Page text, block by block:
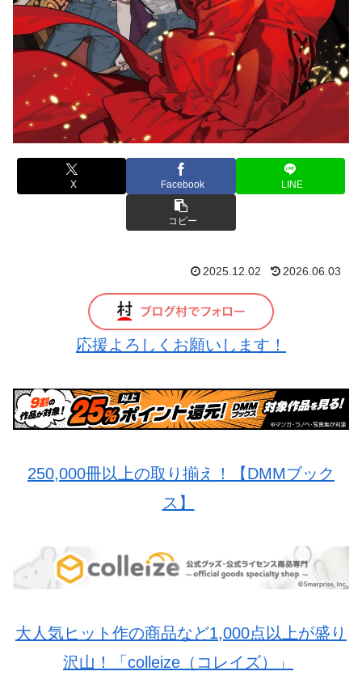
X Facebook LINE
コピー
2025.12.02 2026.06.03
応援よろしくお願いします！
250,000冊以上の取り揃え！【DMMブック
ス】
大人気ヒット作の商品など1,000点以上が盛り
沢山！「colleize（コレイズ）」